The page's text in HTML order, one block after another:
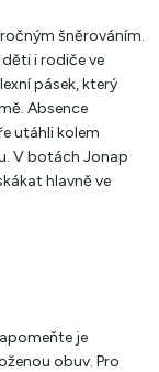
šněrováním.
i rodiče ve
pásek, který
Absence
utáhli kolem
V botách Jonap
hlavně ve
je
obuv. Pro